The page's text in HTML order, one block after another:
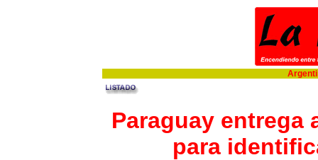
Paraguay entrega
para